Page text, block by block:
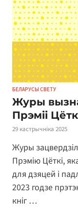
БЕЛАРУСЫ СВЕТУ
Журы
Прэміі
29 кастрычніка 2025
Журы
Прэмію Цёткі,
для дзяцей і
2023 годзе
кніг …